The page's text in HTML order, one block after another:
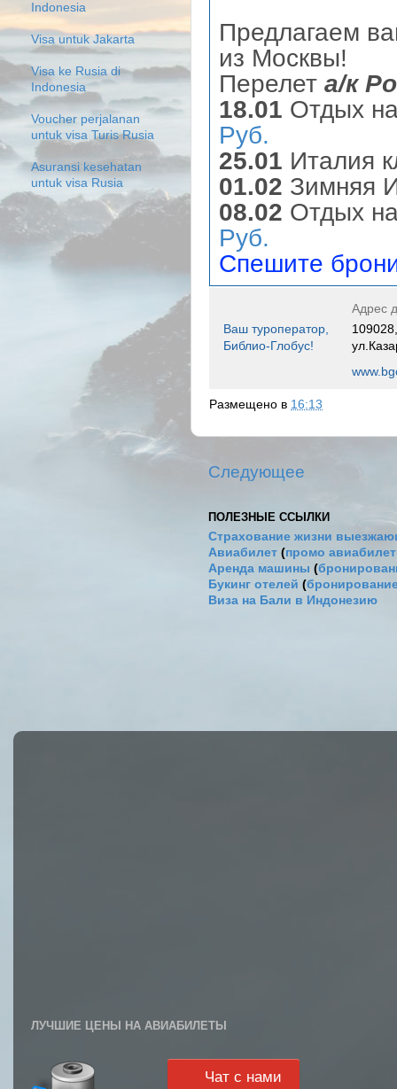
Предлагаем
из Москвы!
Перелет а/к
18.01 Отдых
Руб.
25.01 Италия
01.02 Зимняя
08.02 Отдых
Руб.
Спешите
Адрес
Ваш туроператор,
Библио-Глобус!
Размещено в 16:13
Следующее
ПОЛЕЗНЫЕ ССЫЛКИ
Страхование жизни
Авиабилет (промо
Аренда машины (
Букинг отелей (
Виза на Бали в Индонезию
Indonesia
Visa untuk Jakarta
Visa ke Rusia di
Indonesia
Voucher perjalanan
untuk visa Turis Rusia
Asuransi kesehatan
untuk visa Rusia
ЛУЧШИЕ ЦЕНЫ НА АВИАБИЛЕТЫ
Чат с нами